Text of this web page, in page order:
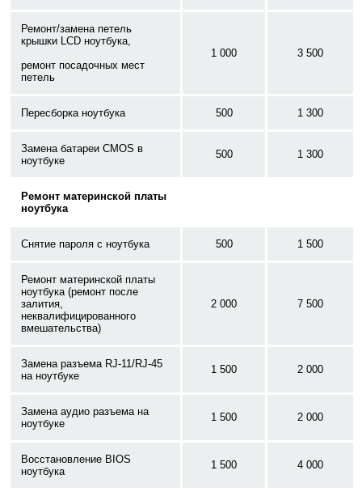
Ремонт/замена петель
крышки LCD ноутбука,
ремонт посадочных мест
петель
1 000 3 500
Пересборка ноутбука 500 1 300
Замена батареи CMOS в
ноутбуке
500 1 300
Ремонт материнской платы
ноутбука
Снятие пароля с ноутбука 500 1 500
Ремонт материнской платы
ноутбука (ремонт после
залития,
неквалифицированного
вмешательства)
2 000 7 500
Замена разъема RJ-11/RJ-45
на ноутбуке
1 500 2 000
Замена аудио разъема на
ноутбуке
1 500 2 000
Восстановление BIOS
ноутбука
1 500 4 000